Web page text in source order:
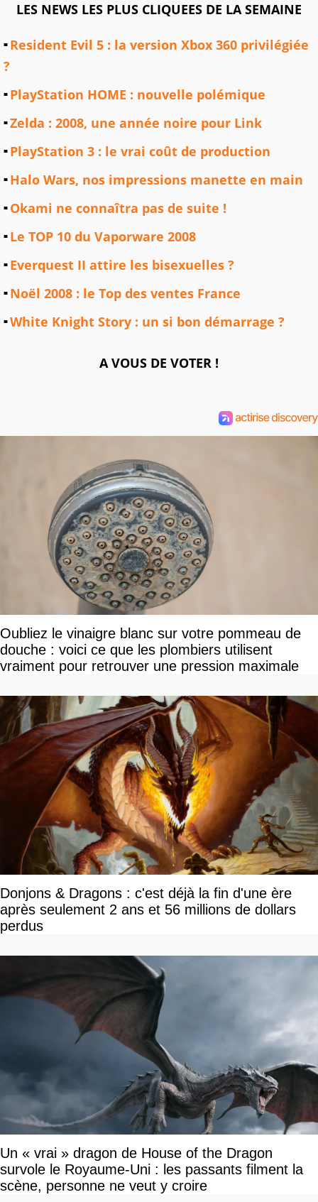
LES NEWS LES PLUS CLIQUEES DE LA SEMAINE
Resident Evil 5 : la version Xbox 360 privilégiée
?
PlayStation HOME : nouvelle polémique
Zelda : 2008, une année noire pour Link
PlayStation 3 : le vrai coût de production
Halo Wars, nos impressions manette en main
Okami ne connaîtra pas de suite !
Le TOP 10 du Vaporware 2008
Everquest II attire les bisexuelles ?
Noël 2008 : le Top des ventes France
White Knight Story : un si bon démarrage ?
A VOUS DE VOTER !
Oubliez le vinaigre blanc sur votre pommeau de
douche : voici ce que les plombiers utilisent
vraiment pour retrouver une pression maximale
Donjons & Dragons : c'est déjà la fin d'une ère
après seulement 2 ans et 56 millions de dollars
perdus
Un « vrai » dragon de House of the Dragon
survole le Royaume-Uni : les passants filment la
scène, personne ne veut y croire